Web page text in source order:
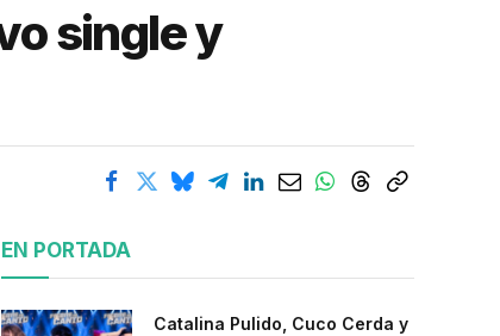
single y
EN PORTADA
Catalina Pulido, Cuco Cerda y